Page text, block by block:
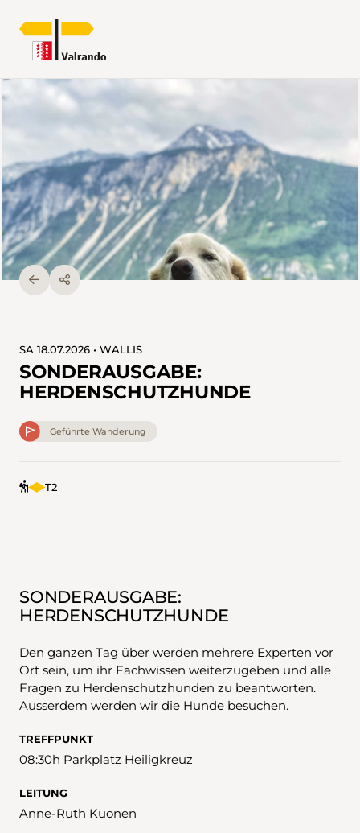
SA 18.07.2026 • WALLIS
SONDERAUSGABE:
HERDENSCHUTZHUNDE
Geführte Wanderung
T2
SONDERAUSGABE:
HERDENSCHUTZHUNDE
Den ganzen Tag über werden mehrere Experten vor
Ort sein, um ihr Fachwissen weiterzugeben und alle
Fragen zu Herdenschutzhunden zu beantworten.
Ausserdem werden wir die Hunde besuchen.
TREFFPUNKT
08:30h Parkplatz Heiligkreuz
LEITUNG
Anne-Ruth Kuonen